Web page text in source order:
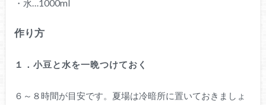
・水…1000ml
作り方
１．小豆と水を一晩つけておく
６～８時間が目安です。夏場は冷暗所に置いておきましょ